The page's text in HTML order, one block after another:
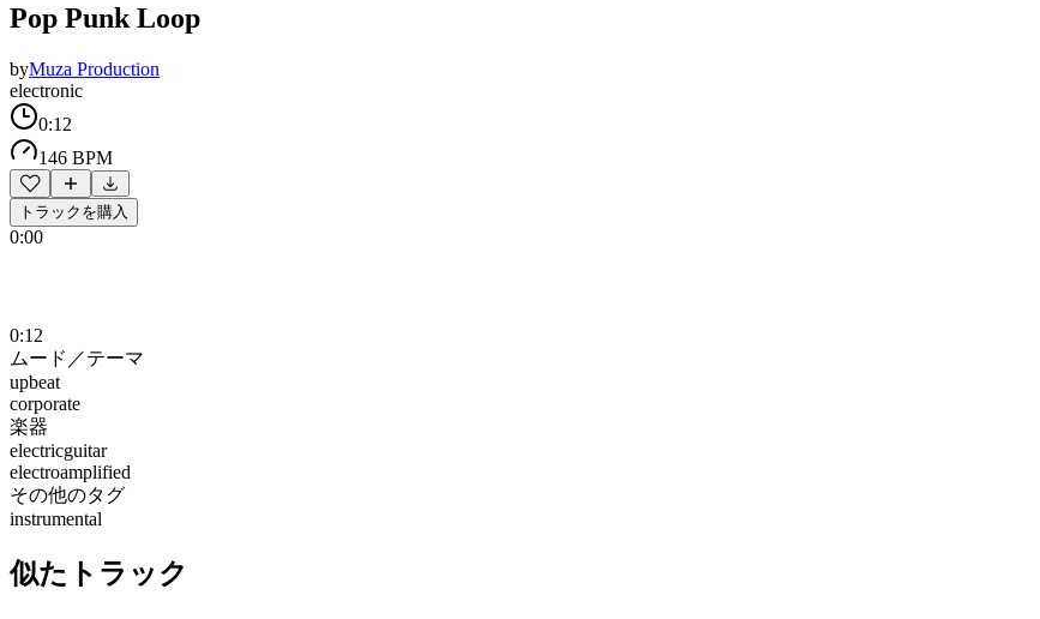
Pop Punk Loop
byMuza Production
electronic
0:12
146 BPM
トラックを購入
0:00
0:12
ムード／テーマ
upbeat
corporate
楽器
electricguitar
electroamplified
その他のタグ
instrumental
似たトラック